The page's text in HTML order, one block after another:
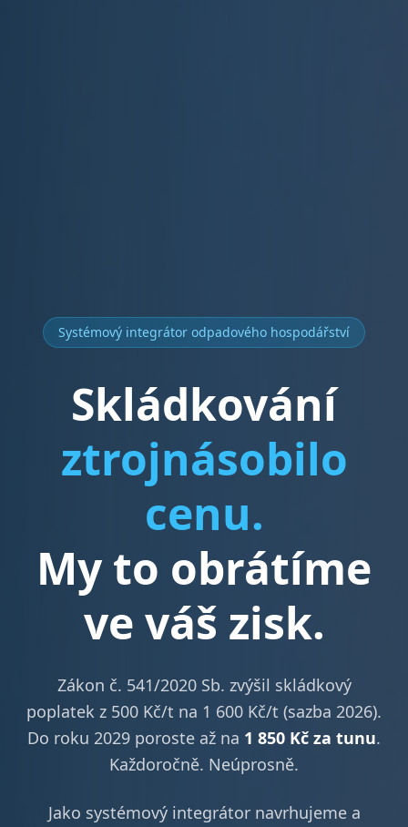
Systémový integrátor odpadového hospodářství
Skládkování
ztrojnásobilo
cenu.
My to obrátíme
ve váš zisk.
Zákon č. 541/2020 Sb. zvýšil skládkový
poplatek z 500 Kč/t na 1 600 Kč/t (sazba 2026).
Do roku 2029 poroste až na 1 850 Kč za tunu.
Každoročně. Neúprosně.
Jako systémový integrátor navrhujeme a